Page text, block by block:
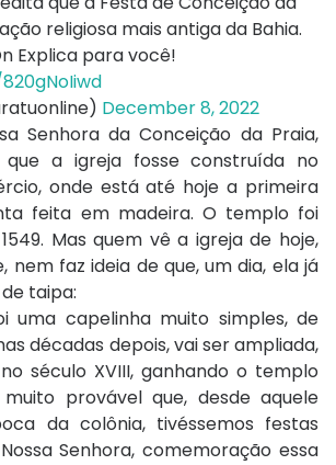
religiosa mais antiga da Bahia.
Explica para você!
December 8, 2022
Senhora da Conceição da Praia,
que a igreja fosse construída no
onde está até hoje a primeira
feita em madeira. O templo foi
Mas quem vê a igreja de hoje,
nem faz ideia de que, um dia, ela já
taipa:
uma capelinha muito simples, de
décadas depois, vai ser ampliada,
século XVIII, ganhando o templo
provável que, desde aquele
da colônia, tivéssemos festas
Senhora, comemoração essa